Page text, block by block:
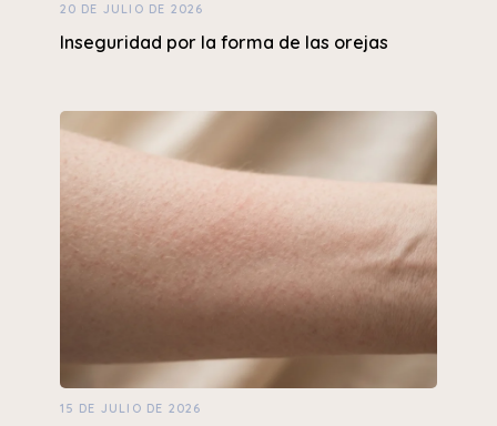
20 DE JULIO DE 2026
Inseguridad por la forma de las orejas
15 DE JULIO DE 2026